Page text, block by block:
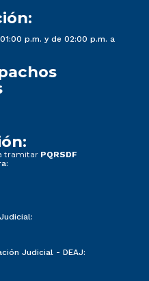
p.m. y de 02:00 p.m. a
tramitar PQRSDF
Judicial - DEAJ: